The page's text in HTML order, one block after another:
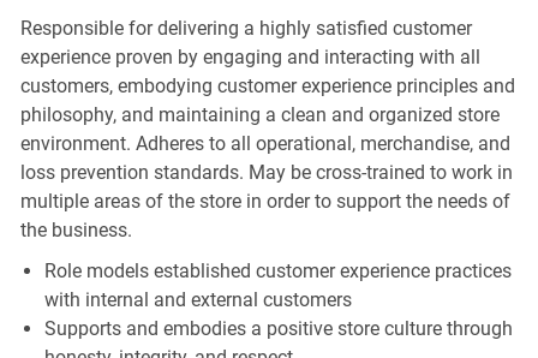
Responsible for delivering a highly satisfied customer
experience proven by engaging and interacting with all
customers, embodying customer experience principles and
philosophy, and maintaining a clean and organized store
environment. Adheres to all operational, merchandise, and
loss prevention standards. May be cross-trained to work in
multiple areas of the store in order to support the needs of
the business.
Role models established customer experience practices
with internal and external customers
Supports and embodies a positive store culture through